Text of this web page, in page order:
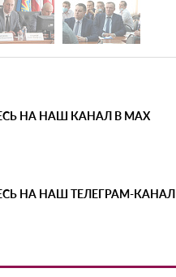
НА НАШ КАНАЛ В MAX
НА НАШ ТЕЛЕГРАМ-КАНАЛ